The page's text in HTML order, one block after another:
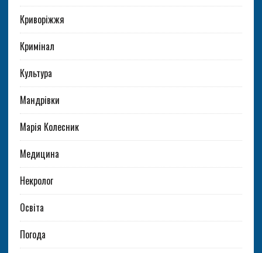
Криворіжжя
Кримінал
Культура
Мандрівки
Марія Колесник
Медицина
Некролог
Освіта
Погода